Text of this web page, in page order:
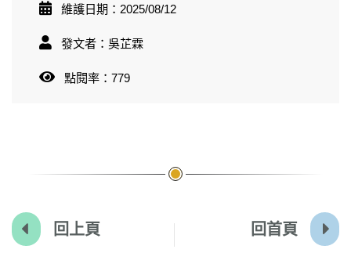
維護日期：2025/08/12
發文者：吳芷霖
點閱率：779
回上頁 回首頁